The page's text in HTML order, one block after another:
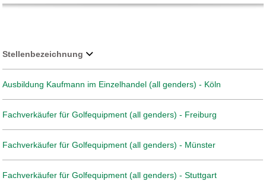
Stellenbezeichnung
Ausbildung Kaufmann im Einzelhandel (all genders) - Köln
Fachverkäufer für Golfequipment (all genders) - Freiburg
Fachverkäufer für Golfequipment (all genders) - Münster
Fachverkäufer für Golfequipment (all genders) - Stuttgart